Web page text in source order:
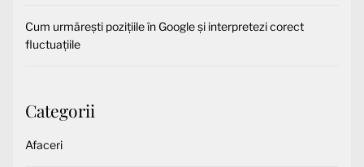
Cum urmărești pozițiile în Google și interpretezi corect
fluctuațiile
Categorii
Afaceri